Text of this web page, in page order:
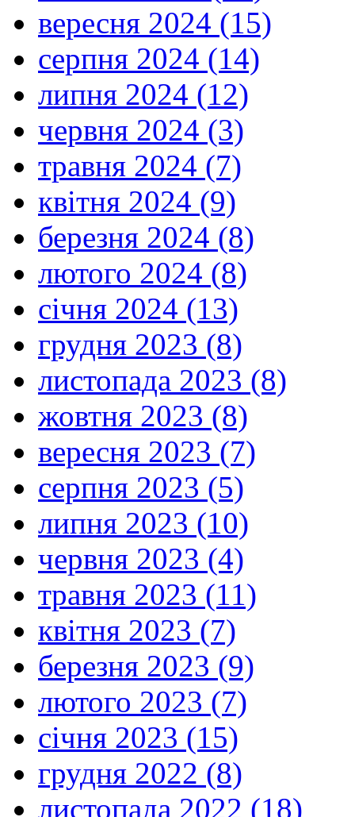
вересня 2024 (15)
серпня 2024 (14)
липня 2024 (12)
червня 2024 (3)
травня 2024 (7)
квітня 2024 (9)
березня 2024 (8)
лютого 2024 (8)
січня 2024 (13)
грудня 2023 (8)
листопада 2023 (8)
жовтня 2023 (8)
вересня 2023 (7)
серпня 2023 (5)
липня 2023 (10)
червня 2023 (4)
травня 2023 (11)
квітня 2023 (7)
березня 2023 (9)
лютого 2023 (7)
січня 2023 (15)
грудня 2022 (8)
листопада 2022 (18)